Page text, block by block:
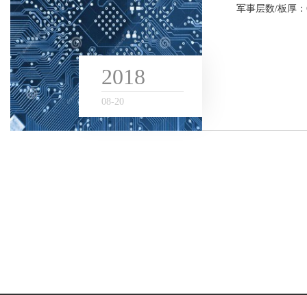
2018
08-20
军事层数/板厚